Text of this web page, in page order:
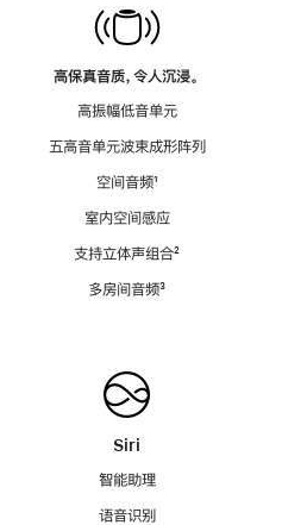
高保真音质，令人沉浸。
高振幅低音单元
五高音单元波束成形阵列
空间音频脚
¹
室内空间感应
支持立体声组合脚
²
多房间音频脚
³
Siri
智能助理
语音识别